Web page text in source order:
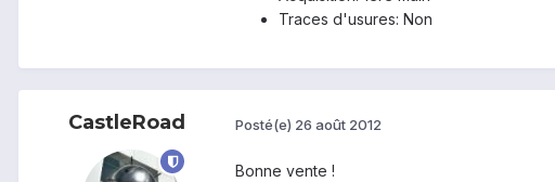
Traces d'usures: Non
CastleRoad Posté(e) 26 août 2012
Bonne vente !